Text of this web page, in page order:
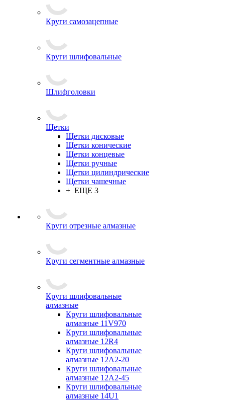
Круги самозацепные
Круги шлифовальные
Шлифголовки
Щетки
Щетки дисковые
Щетки конические
Щетки концевые
Щетки ручные
Щетки цилиндрические
Щетки чашечные
+ ЕЩЕ 3
Круги отрезные алмазные
Круги сегментные алмазные
Круги шлифовальные
алмазные
Круги шлифовальные
алмазные 11V970
Круги шлифовальные
алмазные 12R4
Круги шлифовальные
алмазные 12А2-20
Круги шлифовальные
алмазные 12А2-45
Круги шлифовальные
алмазные 14U1